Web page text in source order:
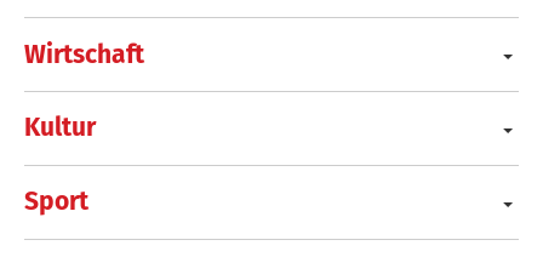
Wirtschaft
Kultur
Sport